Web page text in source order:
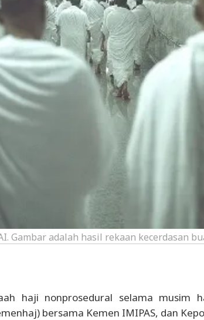
Gambar adalah hasil rekaan kecerdasan
haji nonprosedural selama musim
bersama Kemen IMIPAS, dan